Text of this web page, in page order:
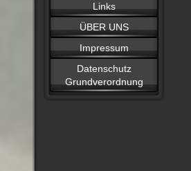
Links
ÜBER UNS
Impressum
Datenschutz
Grundverordnung